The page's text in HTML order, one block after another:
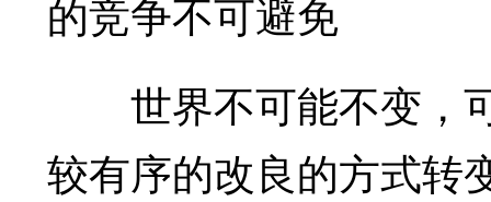
的竞争不可避免
世界不可能不变，
较有序的改良的方式转